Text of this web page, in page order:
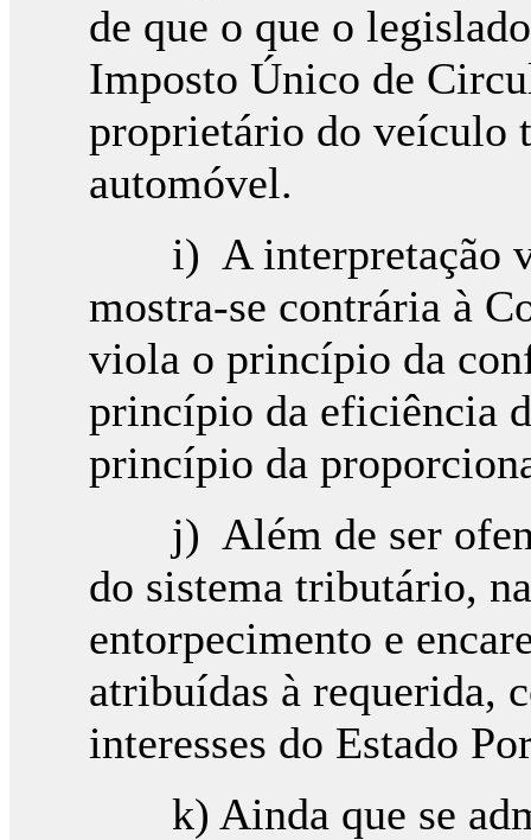
de que o que o
Imposto Único de
proprietário do veículo
automóvel.
i) A interpretação
mostra-se contrária à
viola o princípio da
princípio da eficiência
princípio da
j) Além de ser
do sistema tributário,
entorpecimento e
atribuídas à requerida,
interesses do Estado
k) Ainda que se